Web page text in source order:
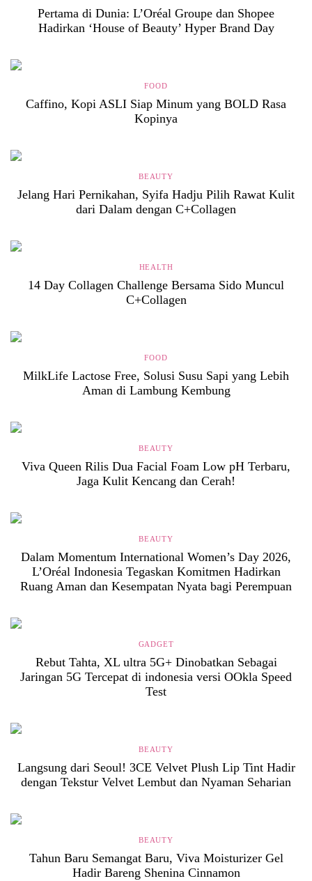
Pertama di Dunia: L’Oréal Groupe dan Shopee
Hadirkan ‘House of Beauty’ Hyper Brand Day
FOOD
Caffino, Kopi ASLI Siap Minum yang BOLD Rasa
Kopinya
BEAUTY
Jelang Hari Pernikahan, Syifa Hadju Pilih Rawat Kulit
dari Dalam dengan C+Collagen
HEALTH
14 Day Collagen Challenge Bersama Sido Muncul
C+Collagen
FOOD
MilkLife Lactose Free, Solusi Susu Sapi yang Lebih
Aman di Lambung Kembung
BEAUTY
Viva Queen Rilis Dua Facial Foam Low pH Terbaru,
Jaga Kulit Kencang dan Cerah!
BEAUTY
Dalam Momentum International Women’s Day 2026,
L’Oréal Indonesia Tegaskan Komitmen Hadirkan
Ruang Aman dan Kesempatan Nyata bagi Perempuan
GADGET
Rebut Tahta, XL ultra 5G+ Dinobatkan Sebagai
Jaringan 5G Tercepat di indonesia versi OOkla Speed
Test
BEAUTY
Langsung dari Seoul! 3CE Velvet Plush Lip Tint Hadir
dengan Tekstur Velvet Lembut dan Nyaman Seharian
BEAUTY
Tahun Baru Semangat Baru, Viva Moisturizer Gel
Hadir Bareng Shenina Cinnamon